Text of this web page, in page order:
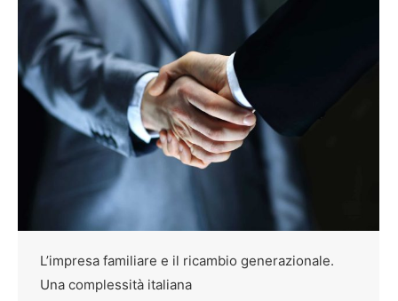
L’impresa familiare e il ricambio generazionale.
Una complessità italiana